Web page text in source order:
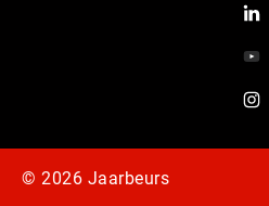
© 2026 Jaarbeurs